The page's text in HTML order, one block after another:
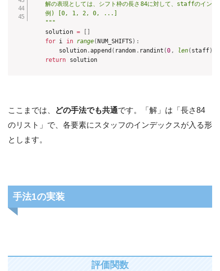
解の表現としては、シフト枠の長さ84に対して、staffのインデ
    例) [0, 1, 2, 0, ...]
    """
    solution
=
for i in range( NUM_SHIFTS) :
        solution
.append ( random . randint (0 , len( staff)
return solution
ここまでは、 どの手法でも共通です。「解」は「長さ84
のリスト」で、各要素にスタッフのインデックスが入る形
とします。
手法1の実装
評価関数